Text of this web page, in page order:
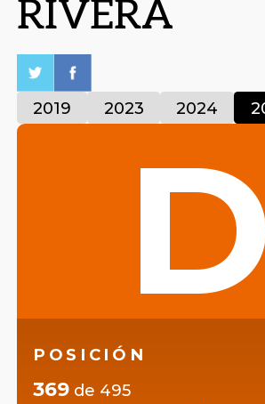
RIVERA
2019 2023 2024
D
POSICIÓN
369 de 495